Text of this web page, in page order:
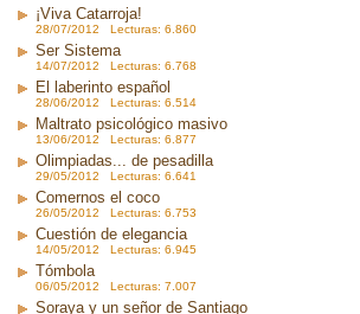
¡Viva Catarroja!
28/07/2012 Lecturas: 6.860
Ser Sistema
14/07/2012 Lecturas: 6.768
El laberinto español
28/06/2012 Lecturas: 6.514
Maltrato psicológico masivo
13/06/2012 Lecturas: 6.877
Olimpiadas... de pesadilla
29/05/2012 Lecturas: 6.641
Comernos el coco
26/05/2012 Lecturas: 6.753
Cuestión de elegancia
14/05/2012 Lecturas: 6.945
Tómbola
06/05/2012 Lecturas: 7.007
Soraya y un señor de Santiago